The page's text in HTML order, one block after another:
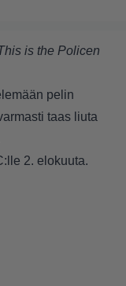
is the Policen
pelin
taas liuta
2. elokuuta.